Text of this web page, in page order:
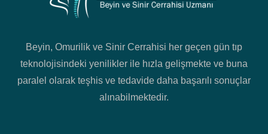
Beyin, Omurilik ve Sinir Cerrahisi her geçen gün tıp
teknolojisindeki yenilikler ile hızla gelişmekte ve buna
paralel olarak teşhis ve tedavide daha başarılı sonuçlar
alınabilmektedir.